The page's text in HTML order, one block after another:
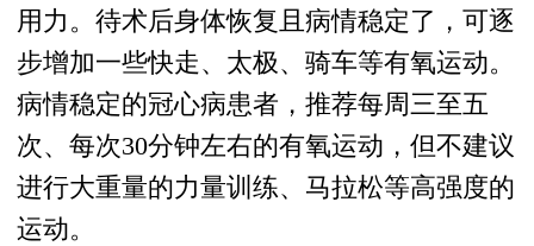
用力。待术后身体恢复且病情稳定了，可逐
步增加一些快走、太极、骑车等有氧运动。
病情稳定的冠心病患者，推荐每周三至五
次、每次30分钟左右的有氧运动，但不建议
进行大重量的力量训练、马拉松等高强度的
运动。